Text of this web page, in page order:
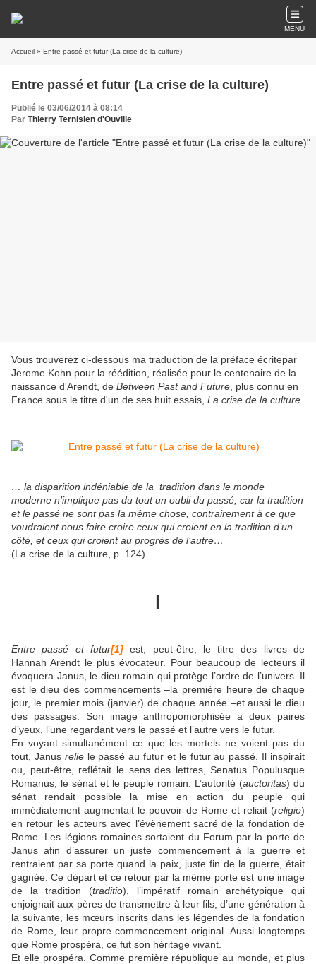
MENU
Accueil » Entre passé et futur (La crise de la culture)
Entre passé et futur (La crise de la culture)
Publié le 03/06/2014 à 08:14
Par Thierry Ternisien d'Ouville
Vous trouverez ci-dessous ma traduction de la préface écritepar
Jerome Kohn pour la réédition, réalisée pour le centenaire de la
naissance d'Arendt, de Between Past and Future , plus connu en
France sous le titre d'un de ses huit essais, La crise de la culture
… la disparition indéniable de la tradition dans le monde
moderne n’implique pas du tout un oubli du passé, car la tradition
et le passé ne sont pas la même chose, contrairement à ce que
voudraient nous faire croire ceux qui croient en la tradition d’un
côté, et ceux qui croient au progrès de l’autre…
(La crise de la culture, p. 124)
I
Entre passé et futur[1] est, peut-être, le titre des livres de
Hannah Arendt le plus évocateur. Pour beaucoup de lecteurs il
évoquera Janus, le dieu romain qui protège l’ordre de l’univers. Il
est le dieu des commencements –la première heure de chaque
jour, le premier mois (janvier) de chaque année –et aussi le dieu
des passages. Son image anthropomorphisée a deux paires
d’yeux, l’une regardant vers le passé et l’autre vers le futur.
En voyant simultanément ce que les mortels ne voient pas du
tout, Janus reliele passé au futur et le futur au passé. Il inspirait
ou, peut-être, reflétait le sens des lettres, Senatus Populusque
Romanus, le sénat et le peuple romain. L’autorité (auctoritas) du
sénat rendait possible la mise en action du peuple qui
immédiatement augmentait le pouvoir de Rome et reliait (religio)
en retour les acteurs avec l’évènement sacré de la fondation de
Rome. Les légions romaines sortaient du Forum par la porte de
Janus afin d’assurer un juste commencement à la guerre et
rentraient par sa porte quand la paix, juste fin de la guerre, était
gagnée. Ce départ et ce retour par la même porte est une image
de la tradition (traditio), l’impératif romain archétypique qui
enjoignait aux pères de transmettre à leur fils, d’une génération à
la suivante, les mœurs inscrits dans les légendes de la fondation
de Rome, leur propre commencement original. Aussi longtemps
que Rome prospéra, ce fut son héritage vivant.
Et elle prospéra. Comme première république au monde, et plus